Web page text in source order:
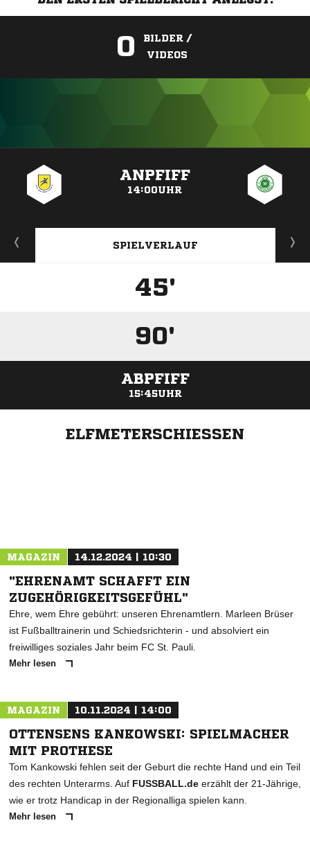
0
BILDER /
VIDEOS
ANPFIFF
14:00UHR
SPIELVERLAUF
45'
90'
ABPFIFF
15:45UHR
ELFMETERSCHIESSEN
MAGAZIN 14.12.2024 | 10:30
"EHRENAMT SCHAFFT EIN
ZUGEHÖRIGKEITSGEFÜHL"
Ehre, wem Ehre gebührt: unseren Ehrenamtlern. Marleen Brüser
ist Fußballtrainerin und Schiedsrichterin - und absolviert ein
freiwilliges soziales Jahr beim FC St. Pauli.
Mehr lesen
MAGAZIN 10.11.2024 | 14:00
OTTENSENS KANKOWSKI: SPIELMACHER
MIT PROTHESE
Tom Kankowski fehlen seit der Geburt die rechte Hand und ein Teil
des rechten Unterarms. Auf FUSSBALL.de erzählt der 21-Jährige,
wie er trotz Handicap in der Regionalliga spielen kann.
Mehr lesen